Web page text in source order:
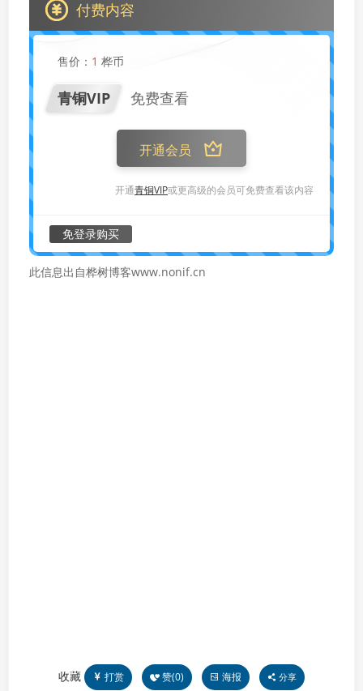
付费内容
售价： 1 桦币
青铜VIP 免费查看
开通会员
开通青铜VIP或更高级的会员可免费查看该内容
免登录购买
此信息出自桦树博客www.nonif.cn
收藏 打赏 赞(0) 海报 分享